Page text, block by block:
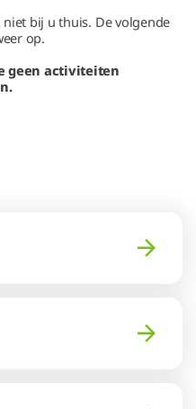
bij u thuis. De volgende
op.
geen activiteiten